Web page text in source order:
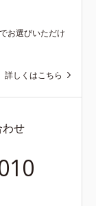
お選びいただけ
詳しくはこちら
せ